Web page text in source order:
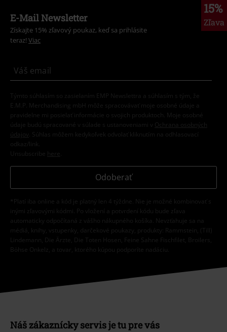
15%
Zľava
E-Mail Newsletter
Získajte 15% zľavový poukaz, keď sa prihlásite
teraz! Viac
Týmto súhlasím so zasielaním EMP Newslettra a súhlasím s tým, že
E.M.P. Merchandising mbH môže spracovávať moje osobné údaje a
pravidelne mi posielať informácie o svojich produktoch. Moje osobné
údaje budú spracované v súlade s ustanoveniami v
Ochrana osobných
údajov
. Súhlas môžem kedykoľvek odvolať kliknutím na odhlasovací
odkaz/link.
Unsubscribe here
Odoberať
*Platí iba online a kód je platný len 4 týždne. Nie je možné kombinovať s
inými zľavovými kódmi. Po vložení a potvrdení kódu bude zľava
automaticky odpočítaná z vášho nákupného košíka. Nevzťahuje sa na
médiá, knihy, vstupenky, darčekové poukazy, produkty: Rammstein, (Till)
Lindemann, Die Ärzte, Die Toten Hosen, Feine Sahne Fischfilet, Broilers,
Böhse Onkelz, a tovar, ktorého kúpou podporíte nadáciu.
Náš zákaznícky servis je tu pre vás